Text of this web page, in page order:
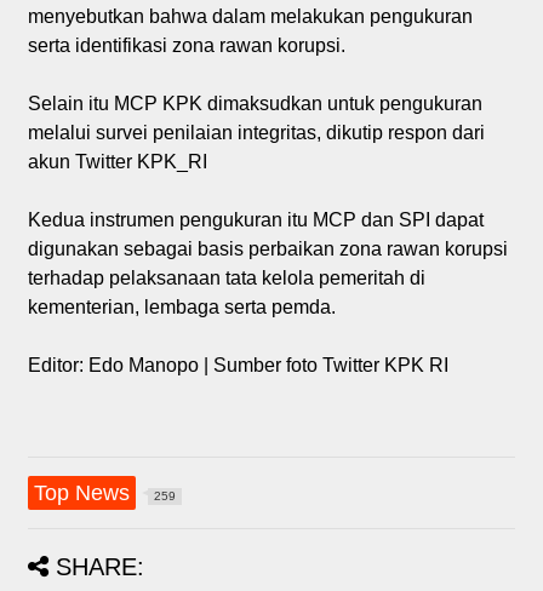
menyebutkan bahwa dalam melakukan pengukuran
serta identifikasi zona rawan korupsi.
Selain itu MCP KPK dimaksudkan untuk pengukuran
melalui survei penilaian integritas, dikutip respon dari
akun Twitter KPK_RI
Kedua instrumen pengukuran itu MCP dan SPI dapat
digunakan sebagai basis perbaikan zona rawan korupsi
terhadap pelaksanaan tata kelola pemeritah di
kementerian, lembaga serta pemda.
Editor: Edo Manopo | Sumber foto Twitter KPK RI
Top News 259
SHARE: